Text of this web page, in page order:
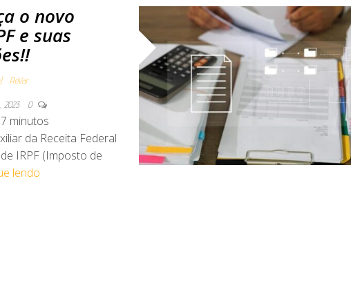
o novo
e suas
ReVar
2023 0
7 minutos
da Receita Federal
IRPF (Imposto de
lendo